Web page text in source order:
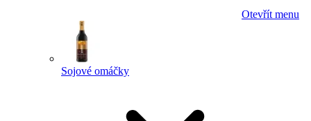
Otevřít menu
Sojové omáčky